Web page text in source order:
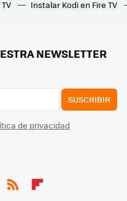
Su hijo quiere jugar a Halo con sus amigos por su cumpleaños, así que le monta una LAN Party épica
Instalar Kodi en Fire TV
NEWSLETTER
SUSCRIBIR
de privacidad